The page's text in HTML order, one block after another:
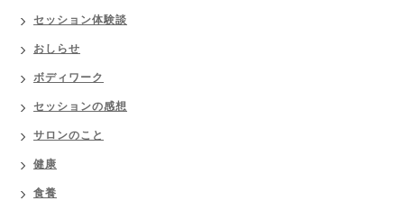
セッション体験談
おしらせ
ボディワーク
セッションの感想
サロンのこと
健康
食養